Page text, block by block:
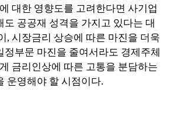
대한 영향도를 고려한다면 사기업
도 공공재 성격을 가지고 있다는 대
, 시장금리 상승에 따른 마진을 더욱
정부문 마진을 줄여서라도 경제주체
금리인상에 따른 고통을 분담하는
운영해야 할 시점이다.